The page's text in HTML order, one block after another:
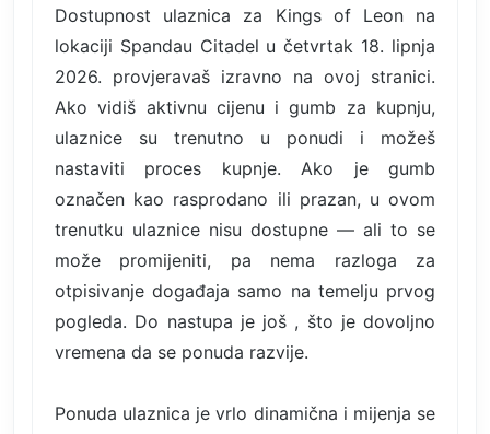
Dostupnost ulaznica za Kings of Leon na
lokaciji Spandau Citadel u četvrtak 18. lipnja
2026. provjeravaš izravno na ovoj stranici.
Ako vidiš aktivnu cijenu i gumb za kupnju,
ulaznice su trenutno u ponudi i možeš
nastaviti proces kupnje. Ako je gumb
označen kao rasprodano ili prazan, u ovom
trenutku ulaznice nisu dostupne — ali to se
može promijeniti, pa nema razloga za
otpisivanje događaja samo na temelju prvog
pogleda. Do nastupa je još , što je dovoljno
vremena da se ponuda razvije.
Ponuda ulaznica je vrlo dinamična i mijenja se